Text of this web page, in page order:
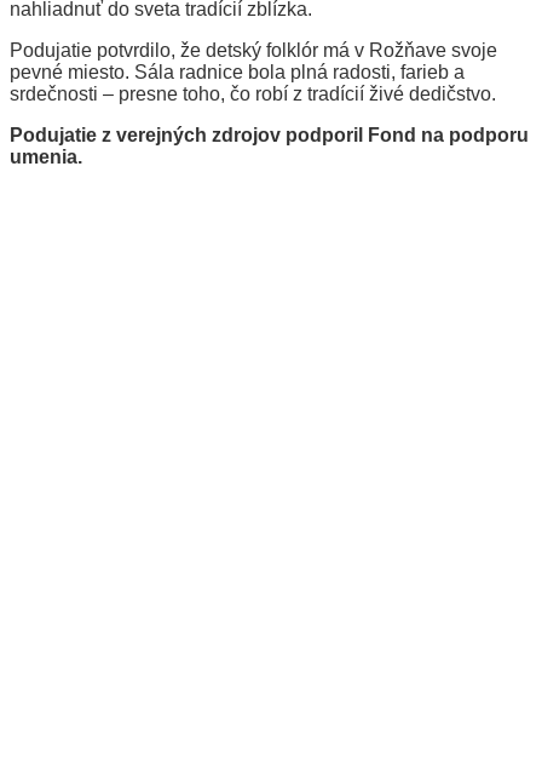
nahliadnuť do sveta tradícií zblízka.
Podujatie potvrdilo, že detský folklór má v Rožňave svoje
pevné miesto. Sála radnice bola plná radosti, farieb a
srdečnosti – presne toho, čo robí z tradícií živé dedičstvo.
Podujatie z verejných zdrojov podporil Fond na podporu
umenia.